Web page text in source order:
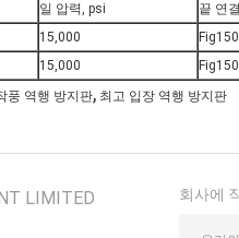
일 압력, psi 끝 연결
15,000
15,000
풍 역행 방지판, 최고 입장 역행 방지판
LIMITED
회사에